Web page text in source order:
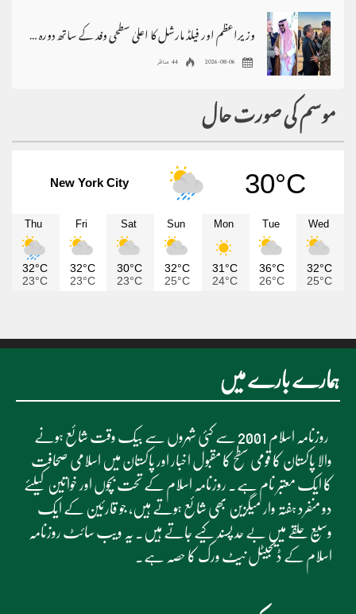
وزیراعظم اور فیلڈ مارشل کا اعلیٰ سطحی وفد کے ساتھ دورہ سعودی عرب
2026-08-06 44 مناظر
موسم کی صورت حال
New York City 30°C
Thu
32°C
23°C
Fri
32°C
23°C
Sat
30°C
23°C
Sun
32°C
25°C
Mon
31°C
24°C
Tue
36°C
26°C
Wed
32°C
25°C
ہمارے بارے میں
روزنامہ اسلام 2001 سے کئی شہروں سے بیک وقت شائع ہونے
والا پاکستان کا قومی سطح کا مقبول اخبار اور پاکستان میں اسلامی صحافت
کا ایک معتبر نام ہے۔ روزنامہ اسلام کے تحت بچوں اور خواتین کیلئے
دو منفرد ہفتہ وار میگزین بھی شائع ہوتے ہیں، جو قارئین کے ایک
وسیع حلقے میں بے حد پسند کیے جاتے ہیں۔ یہ ویب سائٹ روزنامہ
اسلام کے ڈیجیٹل نیٹ ورک کا حصہ ہے۔